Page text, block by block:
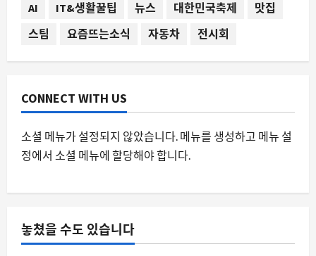
AI
에 철수한 이유와 향후 전망
스팀에서 게임이 업데이트도 없는데 자
꾸 ‘검증’만 반복되는 이유
콜롬비아 7.4 지진, 스마트폰 알림과 실
시간 정보의 중요성이 부각된 이유
AI IT&생활꿀팁 뉴스 대한민국축제
맛집
스팀
요즘뜨는소식 자동차 전시회
CONNECT WITH US
소셜 메뉴가 설정되지 않았습니다. 메뉴를 생성하고 메뉴 설
정에서 소셜 메뉴에 할당해야 합니다.
놓쳤을 수도 있습니다